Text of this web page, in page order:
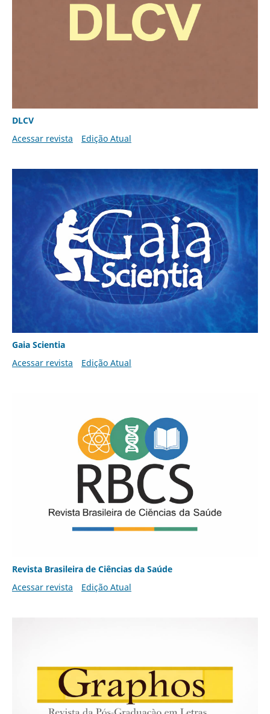
DLCV
Acessar revista
Edição Atual
Gaia Scientia
Acessar revista
Edição Atual
Revista Brasileira de Ciências da Saúde
Acessar revista
Edição Atual